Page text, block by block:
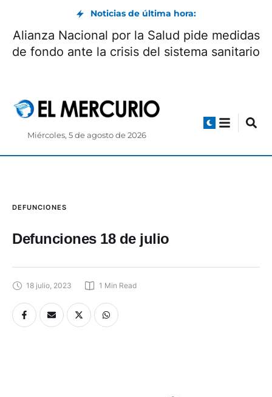
Noticias de última hora:
Alianza Nacional por la Salud pide medidas
de fondo ante la crisis del sistema sanitario
Miércoles, 5 de agosto de 2026
DEFUNCIONES
Defunciones 18 de julio
18 julio, 2023 1 Min Read